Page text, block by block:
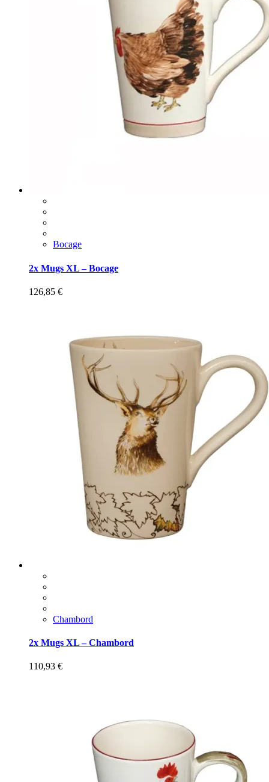
Bocage
2x Mugs XL – Bocage
126,85 €
Chambord
2x Mugs XL – Chambord
110,93 €